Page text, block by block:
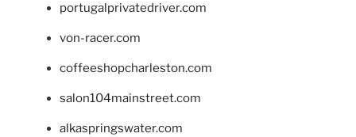
portugalprivatedriver.com
von-racer.com
coffeeshopcharleston.com
salon104mainstreet.com
alkaspringswater.com